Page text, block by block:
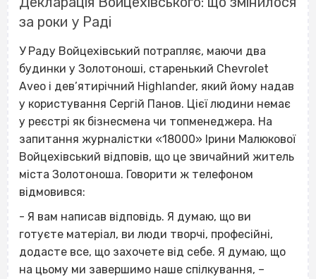
за роки у Раді
У Раду Войцехівський потрапляє, маючи два
будинки у Золотоноші, старенький Chevrolet
Aveo і дев’ятирічний Highlander, який йому надав
у користування Сергій Панов. Цієї людини немає
у реєстрі як бізнесмена чи топменеджера. На
запитання журналістки «18000» Ірини Малюкової
Войцехівський відповів, що це звичайний житель
міста Золотоноша. Говорити ж телефоном
відмовився:
- Я вам написав відповідь. Я думаю, що ви
готуєте матеріал, ви люди творчі, професійні,
додасте все, що захочете від себе. Я думаю, що
на цьому ми завершимо наше спілкування, –